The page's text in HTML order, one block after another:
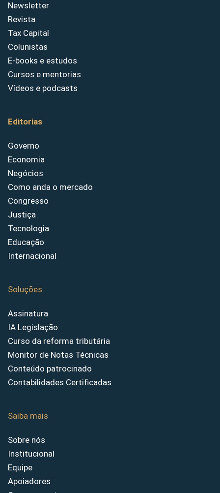
Newsletter
Revista
Tax Capital
Colunistas
E-books e estudos
Cursos e mentorias
Vídeos e podcasts
Editorias
Governo
Economia
Negócios
Como anda o mercado
Congresso
Justiça
Tecnologia
Educação
Internacional
Soluções
Assinatura
IA Legislação
Curso da reforma tributária
Monitor de Notas Técnicas
Conteúdo patrocinado
Contabilidades Certificadas
Saiba mais
Sobre nós
Institucional
Equipe
Apoiadores